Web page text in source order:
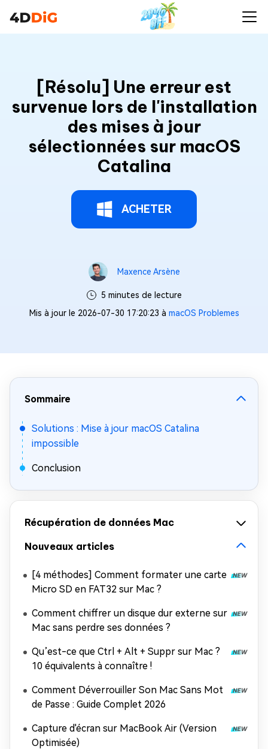
[Résolu] Une erreur est
survenue lors de l'installation
des mises à jour
sélectionnées sur macOS
Catalina
ACHETER
Maxence Arsène
5 minutes de lecture
Mis à jour le 2026-07-30 17:20:23 à macOS Problemes
Sommaire
Solutions : Mise à jour macOS Catalina
impossible
Conclusion
Récupération de données Mac
Nouveaux articles
[4 méthodes] Comment formater une carte
Micro SD en FAT32 sur Mac ?
Comment chiffrer un disque dur externe sur
Mac sans perdre ses données ?
Qu’est-ce que Ctrl + Alt + Suppr sur Mac ?
10 équivalents à connaître !
Comment Déverrouiller Son Mac Sans Mot
de Passe : Guide Complet 2026
Capture d'écran sur MacBook Air (Version
Optimisée)